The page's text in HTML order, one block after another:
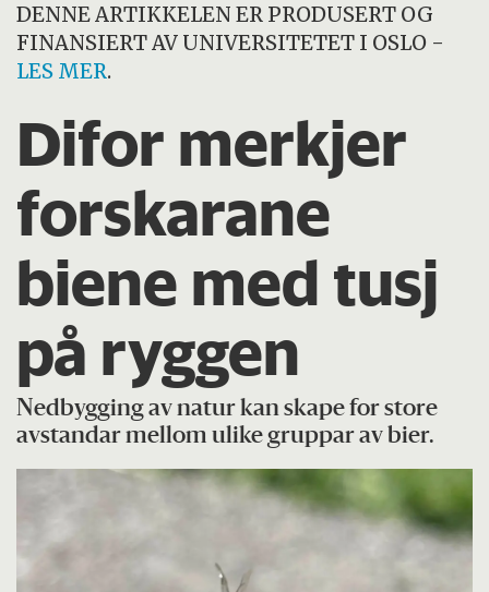
DENNE ARTIKKELEN ER PRODUSERT OG
FINANSIERT AV UNIVERSITETET I OSLO -
LES MER.
Difor merkjer
forskarane
biene med tusj
på ryggen
Nedbygging av natur kan skape for store
avstandar mellom ulike gruppar av bier.